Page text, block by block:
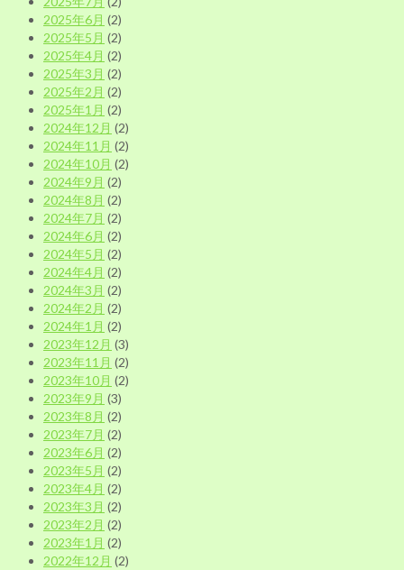
2025年6月 (2)
2025年5月 (2)
2025年4月 (2)
2025年3月 (2)
2025年2月 (2)
2025年1月 (2)
2024年12月 (2)
2024年11月 (2)
2024年10月 (2)
2024年9月 (2)
2024年8月 (2)
2024年7月 (2)
2024年6月 (2)
2024年5月 (2)
2024年4月 (2)
2024年3月 (2)
2024年2月 (2)
2024年1月 (2)
2023年12月 (3)
2023年11月 (2)
2023年10月 (2)
2023年9月 (3)
2023年8月 (2)
2023年7月 (2)
2023年6月 (2)
2023年5月 (2)
2023年4月 (2)
2023年3月 (2)
2023年2月 (2)
2023年1月 (2)
2022年12月 (2)